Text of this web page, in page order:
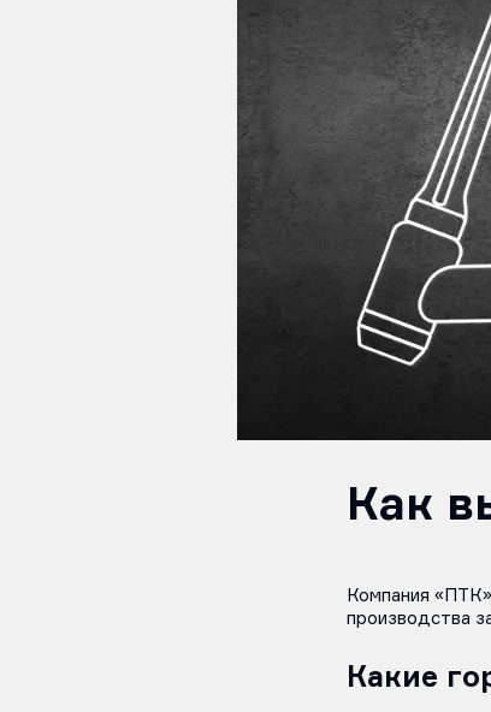
Как
Компания
производства
Какие